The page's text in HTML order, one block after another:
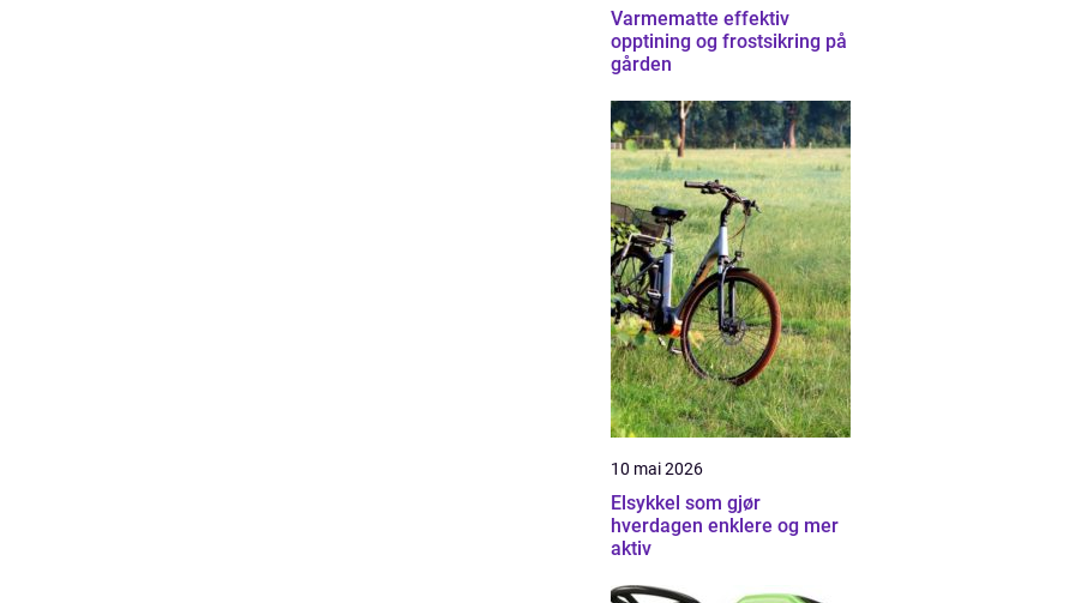
Varmematte effektiv
opptining og frostsikring på
gården
10 mai 2026
Elsykkel som gjør
hverdagen enklere og mer
aktiv